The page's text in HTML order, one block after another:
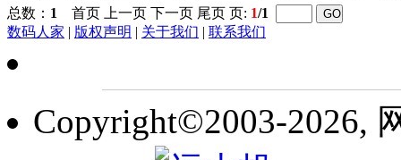
总数： 1 首页 上一页 下一页 尾页 页: 1/1
数码人家 | 版权声明 | 关于我们 | 联系我们
Copyright©2003-2026,